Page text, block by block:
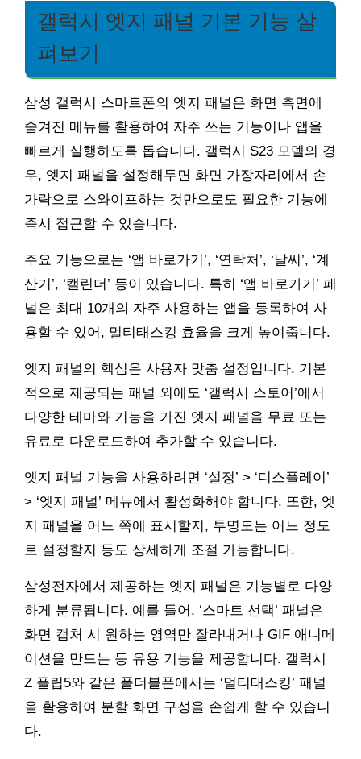
갤럭시 엣지 패널 기본 기능 살
펴보기
삼성 갤럭시 스마트폰의 엣지 패널은 화면 측면에
숨겨진 메뉴를 활용하여 자주 쓰는 기능이나 앱을
빠르게 실행하도록 돕습니다. 갤럭시 S23 모델의 경
우, 엣지 패널을 설정해두면 화면 가장자리에서 손
가락으로 스와이프하는 것만으로도 필요한 기능에
즉시 접근할 수 있습니다.
주요 기능으로는 ‘앱 바로가기’, ‘연락처’, ‘날씨’, ‘계
산기’, ‘캘린더’ 등이 있습니다. 특히 ‘앱 바로가기’ 패
널은 최대 10개의 자주 사용하는 앱을 등록하여 사
용할 수 있어, 멀티태스킹 효율을 크게 높여줍니다.
엣지 패널의 핵심은 사용자 맞춤 설정입니다. 기본
적으로 제공되는 패널 외에도 ‘갤럭시 스토어’에서
다양한 테마와 기능을 가진 엣지 패널을 무료 또는
유료로 다운로드하여 추가할 수 있습니다.
엣지 패널 기능을 사용하려면 ‘설정’ > ‘디스플레이’
> ‘엣지 패널’ 메뉴에서 활성화해야 합니다. 또한, 엣
지 패널을 어느 쪽에 표시할지, 투명도는 어느 정도
로 설정할지 등도 상세하게 조절 가능합니다.
삼성전자에서 제공하는 엣지 패널은 기능별로 다양
하게 분류됩니다. 예를 들어, ‘스마트 선택’ 패널은
화면 캡처 시 원하는 영역만 잘라내거나 GIF 애니메
이션을 만드는 등 유용 기능을 제공합니다. 갤럭시
Z 플립5와 같은 폴더블폰에서는 ‘멀티태스킹’ 패널
을 활용하여 분할 화면 구성을 손쉽게 할 수 있습니
다.